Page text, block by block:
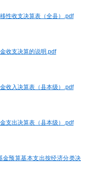
性收支决算表（全县）.pdf
收支决算的说明.pdf
收入决算表（县本级）.pdf
支出决算表（县本级）.pdf
预算基本支出按经济分类决